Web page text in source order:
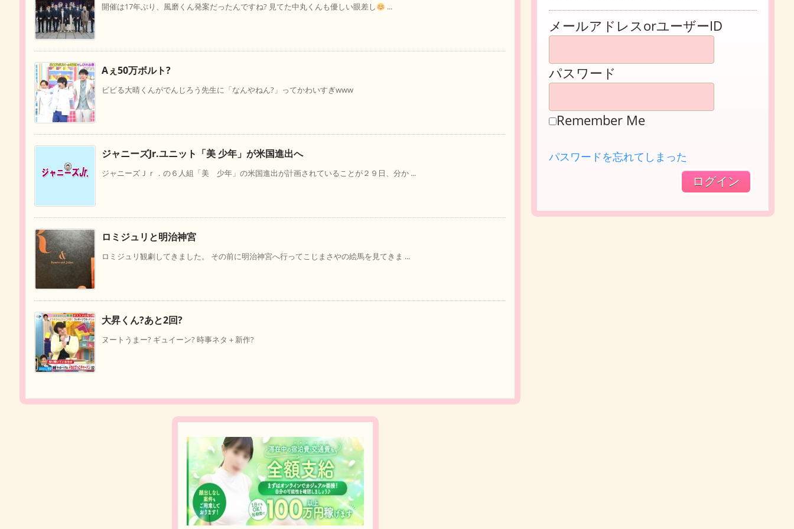
開催は17年ぶり、風磨くん発案だったんですね? 見てた中丸くんも優しい眼差し ...
Aぇ50万ボルト?
ビビる大晴くんがでんじろう先生に「なんやねん?」ってかわいすぎwww
ジャニーズJr.ユニット「美 少年」が米国進出へ
ジャニーズＪｒ．の６人組「美 少年」の米国進出が計画されていることが２９日、分か ...
ロミジュリと明治神宮
ロミジュリ観劇してきました。 その前に明治神宮へ行ってこじまさやの絵馬を見てきま ...
大昇くん?あと2回?
ヌートうまー? ギュイーン? 時事ネタ＋新作?
メールアドレスorユーザーID
パスワード
Remember Me
パスワードを忘れてしまった